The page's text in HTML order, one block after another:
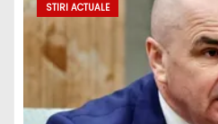
STIRI ACTUALE